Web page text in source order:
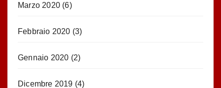
Marzo 2020 (6)
Febbraio 2020 (3)
Gennaio 2020 (2)
Dicembre 2019 (4)